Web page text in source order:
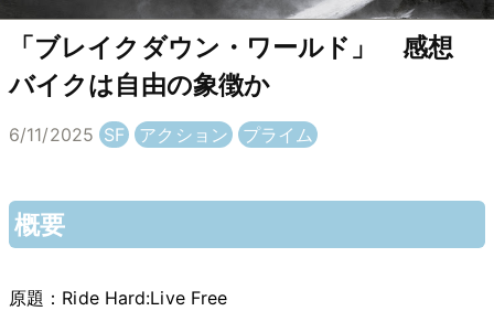
「ブレイクダウン・ワールド」 感想
バイクは自由の象徴か
6/11/2025 SF アクション プライム
概要
原題：Ride Hard:Live Free